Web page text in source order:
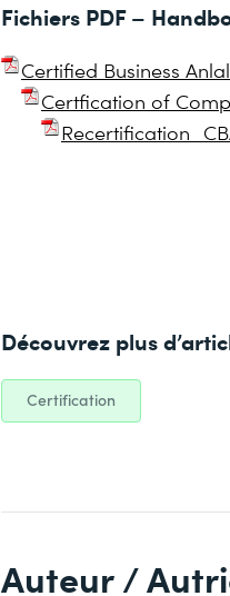
Fichiers PDF –
Certified Business
Certfication of
Découvrez plus
Certification
Auteur /